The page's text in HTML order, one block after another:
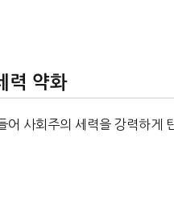
력 약화
어 사회주의 세력을 강력하게